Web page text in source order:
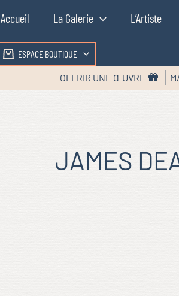
Accueil La Galerie L’Artiste
ESPACE BOUTIQUE
OFFRIR UNE ŒUVRE
JAMES